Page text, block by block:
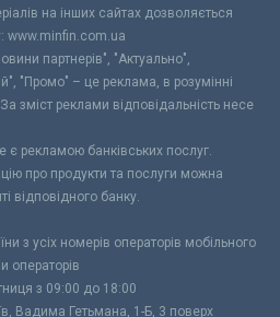
на інших сайтах дозволяється
www.minfin.com.ua
партнерів", "Актуально",
"Промо" – це реклама, в розумінні
зміст реклами відповідальність несе
є рекламою банківських послуг.
про продукти та послуги можна
відповідного банку.
з усіх номерів операторів мобільного
операторів
з 09:00 до 18:00
Вадима Гетьмана, 1-Б, 3 поверх